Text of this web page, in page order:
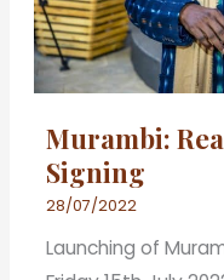
Murambi:
Signing
28/07/2022
Launching of